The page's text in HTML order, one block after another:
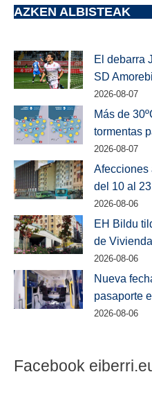
AZKEN ALBISTEAK
El debarra
SD
2026-08-07
Más de
tormentas
2026-08-07
Afecciones
del 10 al
2026-08-06
EH Bildu
de
2026-08-06
Nueva
pasaporte
2026-08-06
Facebook